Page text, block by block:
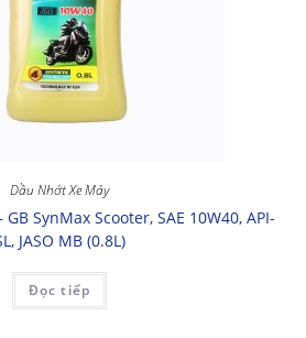
Dầu Nhớt Xe Máy
SynMax Scooter, SAE 10W40, API-
JASO MB (0.8L)
Đọc tiếp